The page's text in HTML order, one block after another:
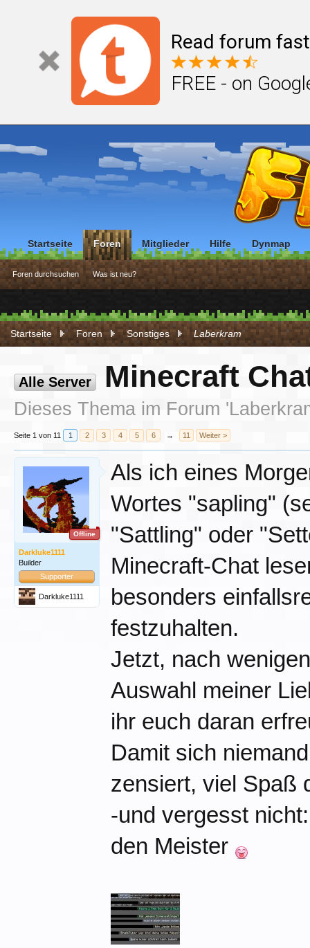
Read forum
FREE - on
Startseite Foren Sonstiges Laberkram
Alle Server Minecraft
Dieses Thema im Forum '
Seite 1 von 11 1 2 3 4 5 6 → 11 Weiter >
Offline
Darkluke1111
Builder
Supporter
Darkluke1111
Als ich eines
Wortes "sapling"
"Sattling" oder
Minecraft-Chat
besonders
festzuhalten.
Jetzt, nach
Auswahl meiner
ihr euch daran
Damit sich
zensiert, viel Spaß
-und vergesst
den Meister
Startseite Foren
Foren durchsuchen Was ist neu?
Mitglieder Hilfe Dynmap